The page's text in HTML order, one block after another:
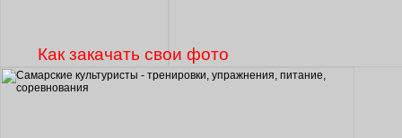
Как закачать свои фото